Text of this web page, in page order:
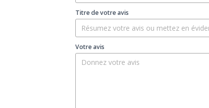
Titre de votre avis
Votre avis